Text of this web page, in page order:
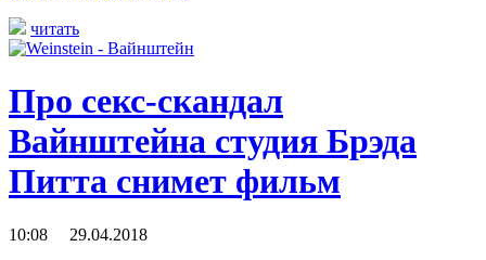
читать
Про секс-скандал
Вайнштейна студия Брэда
Питта снимет фильм
10:08 29.04.2018